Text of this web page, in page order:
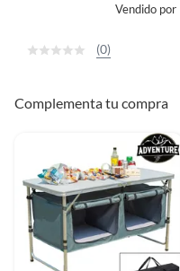
Vendido por
(0)
Complementa tu compra